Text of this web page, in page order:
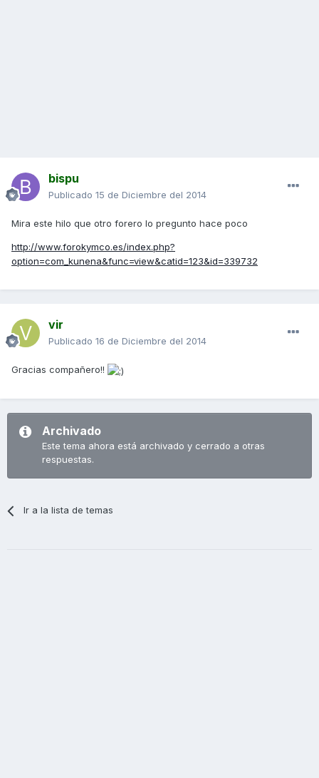
bispu
Publicado 15 de Diciembre del 2014
Mira este hilo que otro forero lo pregunto hace poco
http://www.forokymco.es/index.php?
option=com_kunena&func=view&catid=123&id=339732
vir
Publicado 16 de Diciembre del 2014
Gracias compañero!!
Archivado
Este tema ahora está archivado y cerrado a otras
respuestas.
Ir a la lista de temas